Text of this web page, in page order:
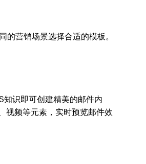
的营销场景选择合适的模板。
识即可创建精美的邮件内
视频等元素，实时预览邮件效